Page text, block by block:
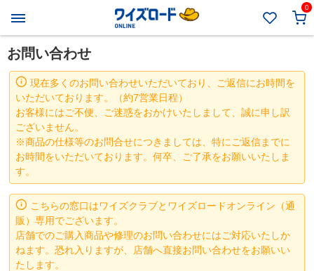
0
お問い合わせ
現在多くのお問い合わせいただいており、ご返信にお時間を
いただいております。（約7営業日程）
お客様にはご不便、ご迷惑をおかけいたしまして、誠に申し訳
ございません。
※商品の仕様等のお問合せにつきましては、特にご返信までに
お時間をいただいております。何卒、ご了承をお願いいたしま
す。
こちらの窓口はワイズクラブとワイズロードオンライン（通
販）専用でございます。
店舗でのご購入商品や修理のお問い合わせにはご対応いたしか
ねます。恐れ入りますが、店舗へ直接お問い合わせをお願いい
たします。